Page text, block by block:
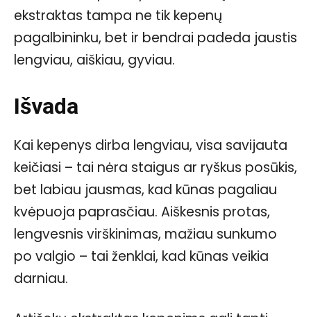
ekstraktas tampa ne tik kepenų
pagalbininku, bet ir bendrai padeda jaustis
lengviau, aiškiau, gyviau.
Išvada
Kai kepenys dirba lengviau, visa savijauta
keičiasi – tai nėra staigus ar ryškus posūkis,
bet labiau jausmas, kad kūnas pagaliau
kvėpuoja paprasčiau. Aiškesnis protas,
lengvesnis virškinimas, mažiau sunkumo
po valgio – tai ženklai, kad kūnas veikia
darniau.